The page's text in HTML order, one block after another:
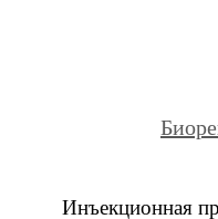
Инъекционная